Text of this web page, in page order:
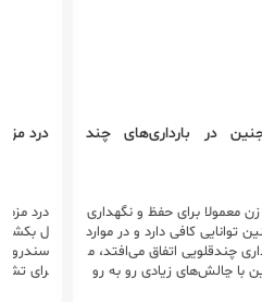
چند
حفظ و نگهداری
دارد و در موارد
می‌افتد، م
رو به رو
درد مزمن لگن
درد مزمن لگنی که
ل بکشد ممکن است
سندروم روده تحریک
رای تشخیص درد مزمن